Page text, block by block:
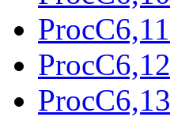
ProcC6,11
ProcC6,12
ProcC6,13